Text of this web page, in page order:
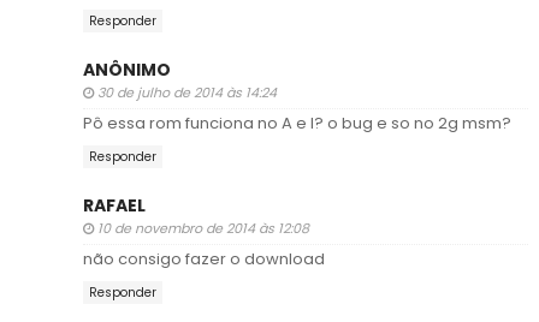
Responder
ANÔNIMO
30 de julho de 2014 às 14:24
Pô essa rom funciona no A e I? o bug e so no 2g msm?
Responder
RAFAEL
10 de novembro de 2014 às 12:08
não consigo fazer o download
Responder